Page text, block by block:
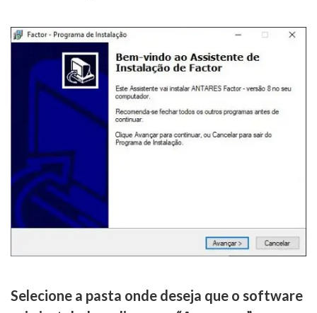
Selecione a pasta onde deseja que o software